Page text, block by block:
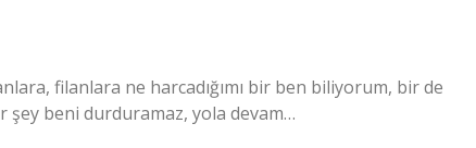
filanlara ne harcadığımı bir ben biliyorum, bir de
şey beni durduramaz, yola devam…